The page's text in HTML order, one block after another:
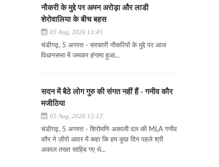
नौकरी के मुद्दे पर अमन अरोड़ा और लाडी
शेरोवालिया के बीच बहस
05 Aug, 2026 13:45
चंडीगढ़, 5 अगस्त - सरकारी नौकरियों के मुद्दे पर आज
विधानसभा में जमकर हंगामा हुआ...
सदन में बैठे लोग गुरु की संगत नहीं हैं - गनीव कौर
मजीठिया
05 Aug, 2026 12:12
चंडीगढ़, 5 अगस्त - शिरोमणि अकाली दल की MLA गनीव
कौर ने ज़ीरो आवर में कहा कि हम कुछ दिन पहले श्री
अकाल तख्त साहिब गए थे...